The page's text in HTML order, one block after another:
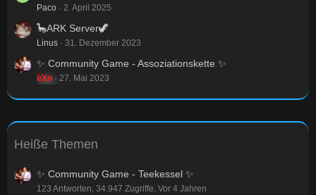
Paco 2. April 2025
🦕ARK Server🦖
Linus 31. Dezember 2023
✨ Community Game - Assoziationskette ✨
eXo 27. Mai 2023
Heiße Themen
✨ Community Game - Teekessel ✨
123 Antworten, 34.947 Zugriffe, Vor 4 Jahren